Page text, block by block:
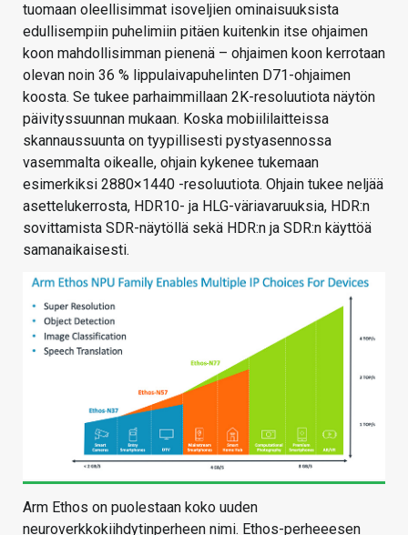
tuomaan oleellisimmat isoveljien ominaisuuksista
edullisempiin puhelimiin pitäen kuitenkin itse ohjaimen
koon mahdollisimman pienenä – ohjaimen koon kerrotaan
olevan noin 36 % lippulaivapuhelinten D71-ohjaimen
koosta. Se tukee parhaimmillaan 2K-resoluutiota näytön
päivityssuunnan mukaan. Koska mobiililaitteissa
skannaussuunta on tyypillisesti pystyasennossa
vasemmalta oikealle, ohjain kykenee tukemaan
esimerkiksi 2880×1440 -resoluutiota. Ohjain tukee neljää
asettelukerrosta, HDR10- ja HLG-väriavaruuksia, HDR:n
sovittamista SDR-näytöllä sekä HDR:n ja SDR:n käyttöä
samanaikaisesti.
Arm Ethos on puolestaan koko uuden
neuroverkkokiihdytinperheen nimi. Ethos-perheeesen